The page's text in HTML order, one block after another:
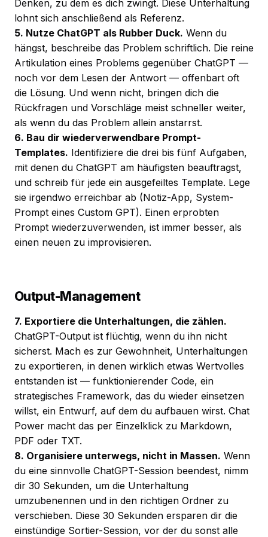
Denken, zu dem es dich zwingt. Diese Unterhaltung
lohnt sich anschließend als Referenz.
5. Nutze ChatGPT als Rubber Duck. Wenn du
hängst, beschreibe das Problem schriftlich. Die reine
Artikulation eines Problems gegenüber ChatGPT —
noch vor dem Lesen der Antwort — offenbart oft
die Lösung. Und wenn nicht, bringen dich die
Rückfragen und Vorschläge meist schneller weiter,
als wenn du das Problem allein anstarrst.
6. Bau dir wiederverwendbare Prompt-
Templates. Identifiziere die drei bis fünf Aufgaben,
mit denen du ChatGPT am häufigsten beauftragst,
und schreib für jede ein ausgefeiltes Template. Lege
sie irgendwo erreichbar ab (Notiz-App, System-
Prompt eines Custom GPT). Einen erprobten
Prompt wiederzuverwenden, ist immer besser, als
einen neuen zu improvisieren.
Output-Management
7. Exportiere die Unterhaltungen, die zählen.
ChatGPT-Output ist flüchtig, wenn du ihn nicht
sicherst. Mach es zur Gewohnheit, Unterhaltungen
zu exportieren, in denen wirklich etwas Wertvolles
entstanden ist — funktionierender Code, ein
strategisches Framework, das du wieder einsetzen
willst, ein Entwurf, auf dem du aufbauen wirst. Chat
Power macht das per Einzelklick zu Markdown,
PDF oder TXT.
8. Organisiere unterwegs, nicht in Massen. Wenn
du eine sinnvolle ChatGPT-Session beendest, nimm
dir 30 Sekunden, um die Unterhaltung
umzubenennen und in den richtigen Ordner zu
verschieben. Diese 30 Sekunden ersparen dir die
einstündige Sortier-Session, vor der du sonst alle